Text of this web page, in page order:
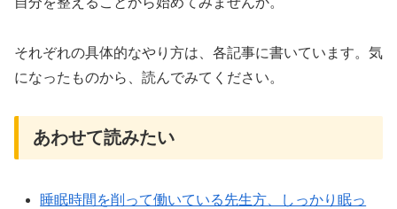
それぞれの具体的なやり方は、各記事に書いています。気
になったものから、読んでみてください。
あわせて読みたい
睡眠時間を削って働いている先生方、しっかり眠っ